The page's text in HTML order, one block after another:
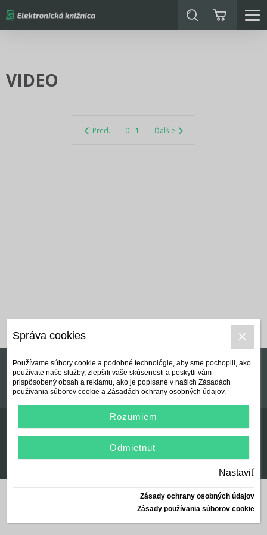
VIDEO
Pred. 0 1 Ďalšie
Manuál používania a Všeobecné podmienky
© Centrálna nezisková spoločnosť | since 2012
created by:AZARA, s.r.o.2026
Správa cookies
Používame súbory cookie a podobné technológie, aby sme pochopili, ako
používate naše služby, zlepšili vaše skúsenosti a poskytli vám
prispôsobený obsah a reklamu, ako je popísané v našich Zásadách
používania súborov cookie a Zásadách ochrany osobných údajov.
Rozumiem
Odmietnuť
Nastaviť
Zásady ochrany osobných údajov
Zásady používania súborov cookie